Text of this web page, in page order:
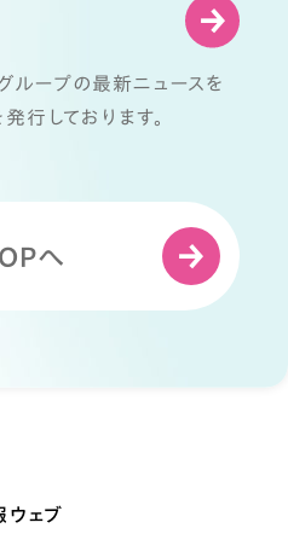
ループの最新ニュースを
行しております。
へ
ウェブ